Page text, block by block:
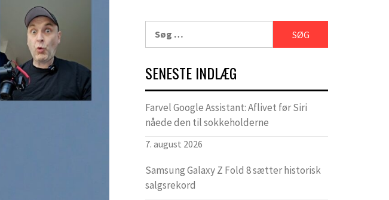
efter:
SENESTE INDLÆG
Farvel Google Assistant: Aflivet før Siri
nåede den til sokkeholderne
7. august 2026
Samsung Galaxy Z Fold 8 sætter historisk
salgsrekord